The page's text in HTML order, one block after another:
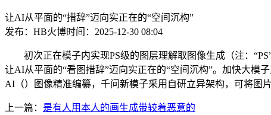
让AI从平面的“措辞”迈向实正在的“空间沉构”
发布：HB火博时间：2025-12-30 08:04
初次正在模子内实现PS级的图层理解取图像生成（注：“PS”
让AI从平面的“看图措辞”迈向实正在的“空间沉构”。加快大模
AI（）图像精准编纂，千问新模子采用自研立异架构，可将图
上一篇： 是有人用本人的画生成带较着恶意的